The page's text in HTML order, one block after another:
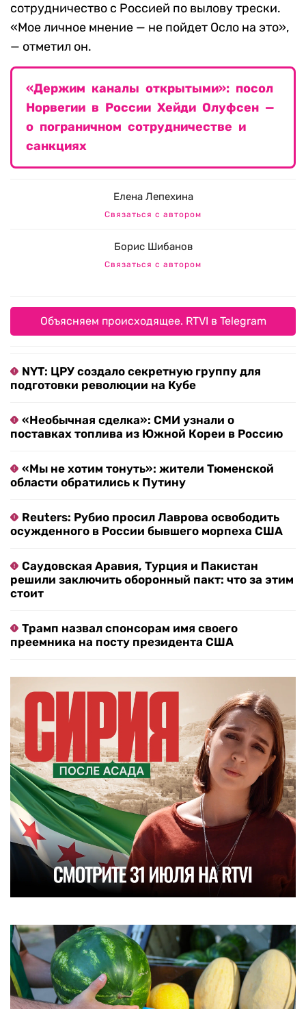
сотрудничество с Россией по вылову трески.
«Мое личное мнение — не пойдет Осло на это»,
— отметил он.
«Держим каналы открытыми»: посол
Норвегии в России Хейди Олуфсен —
о пограничном сотрудничестве и
санкциях
Елена Лепехина
Связаться с автором
Борис Шибанов
Связаться с автором
Объясняем происходящее. RTVI в Telegram
NYT: ЦРУ создало секретную группу для
подготовки революции на Кубе
«Необычная сделка»: СМИ узнали о
поставках топлива из Южной Кореи в Россию
«Мы не хотим тонуть»: жители Тюменской
области обратились к Путину
Reuters: Рубио просил Лаврова освободить
осужденного в России бывшего морпеха США
Саудовская Аравия, Турция и Пакистан
решили заключить оборонный пакт: что за этим
стоит
Трамп назвал спонсорам имя своего
преемника на посту президента США